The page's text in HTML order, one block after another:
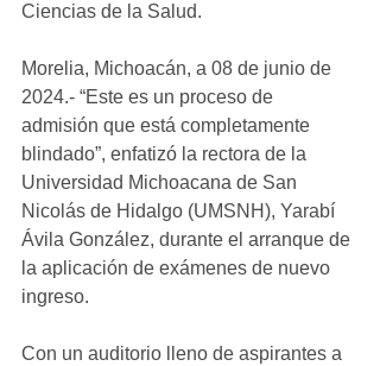
Ciencias de la Salud.
Morelia, Michoacán, a 08 de junio de
2024.- “Este es un proceso de
admisión que está completamente
blindado”, enfatizó la rectora de la
Universidad Michoacana de San
Nicolás de Hidalgo (UMSNH), Yarabí
Ávila González, durante el arranque de
la aplicación de exámenes de nuevo
ingreso.
Con un auditorio lleno de aspirantes a